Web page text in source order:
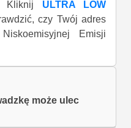
Kliknij ULTRA LOW
czy Twój adres
Emisji
może ulec